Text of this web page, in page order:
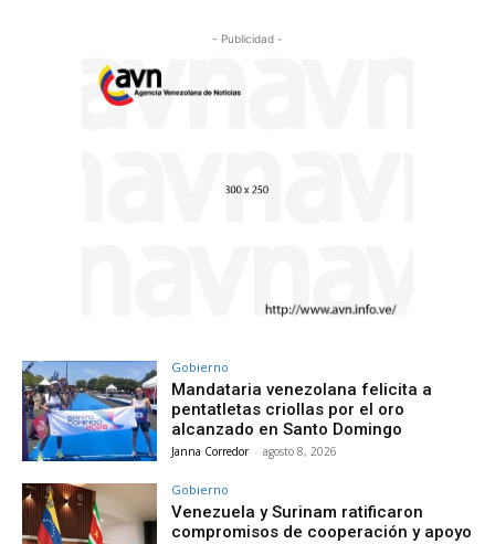
- Publicidad -
Gobierno
Mandataria venezolana felicita a
pentatletas criollas por el oro
alcanzado en Santo Domingo
Janna Corredor - agosto 8, 2026
Gobierno
Venezuela y Surinam ratificaron
compromisos de cooperación y apoyo